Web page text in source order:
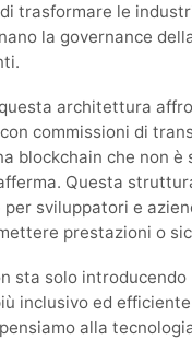
trasformare le
la governance
architettura
commissioni di
blockchain che non è
Questa
sviluppatori e
prestazioni o
sta solo introducendo
inclusivo ed
alla